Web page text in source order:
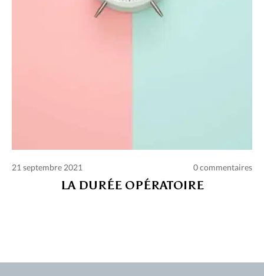
21 septembre 2021 0 commentaires
LA DURÉE OPÉRATOIRE